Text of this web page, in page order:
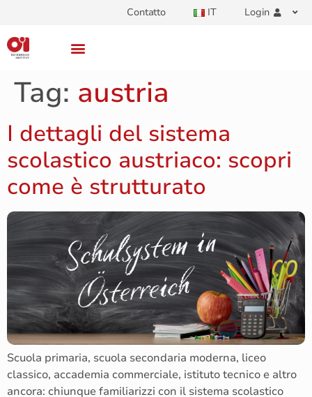
Contatto IT Login
Tag: austria
I dettagli del sistema
scolastico austriaco: scopri
come è strutturato
Scuola primaria, scuola secondaria moderna, liceo
classico, accademia commerciale, istituto tecnico e altro
ancora: chiunque familiarizzi con il sistema scolastico